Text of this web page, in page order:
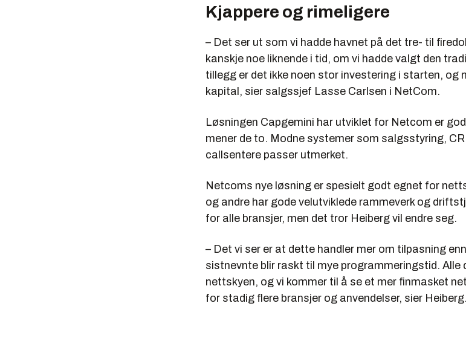
Kjappere og rimeligere
– Det ser ut som vi hadde havnet på det tre- til
kanskje noe liknende i tid, om vi hadde valgt den
tillegg er det ikke noen stor investering i starten, og
kapital, sier salgssjef Lasse Carlsen i NetCom.
Løsningen Capgemini har utviklet for Netcom er
mener de to. Modne systemer som salgsstyring,
callsentere passer utmerket.
Netcoms nye løsning er spesielt godt egnet for
og andre har gode velutviklede rammeverk og
for alle bransjer, men det tror Heiberg vil endre seg.
– Det vi ser er at dette handler mer om tilpasning
sistnevnte blir raskt til mye programmeringstid. Alle
nettskyen, og vi kommer til å se et mer finmasket
for stadig flere bransjer og anvendelser, sier Heiberg.